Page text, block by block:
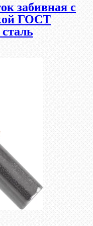
забивная с
ГОСТ